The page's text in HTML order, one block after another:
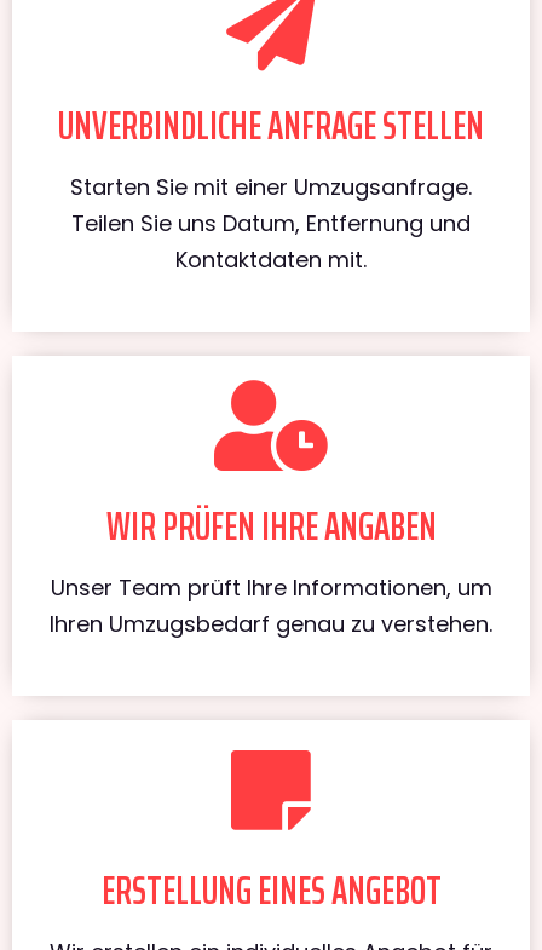
UNVERBINDLICHE ANFRAGE STELLEN
Starten Sie mit einer Umzugsanfrage.
Teilen Sie uns Datum, Entfernung und
Kontaktdaten mit.
WIR PRÜFEN IHRE ANGABEN
Unser Team prüft Ihre Informationen, um
Ihren Umzugsbedarf genau zu verstehen.
ERSTELLUNG EINES ANGEBOT